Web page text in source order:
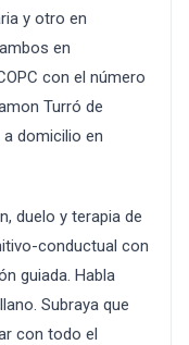
y otro en
en
con el número
Turró de
domicilio en
duelo y terapia de
conductual con
guiada. Habla
Subraya que
con todo el